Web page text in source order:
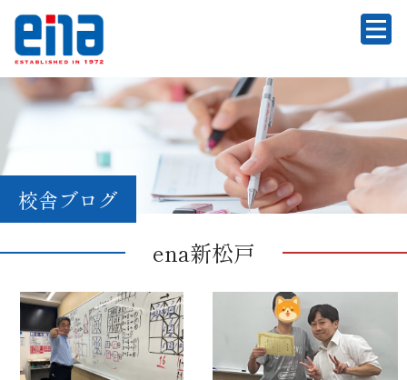
校舎ブログ
ena新松戸